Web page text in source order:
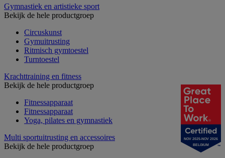
Gymnastiek en artistieke sport
Bekijk de hele productgroep
Circuskunst
Gymuitrusting
Ritmisch gymtoestel
Turntoestel
Krachttraining en fitness
Bekijk de hele productgroep
Fitnessapparaat
Fitnessapparaat
Yoga, pilates en gymnastiek
Multi sportuitrusting en accessoires
Bekijk de hele productgroep
NOV 2025-NOV 2026
BELGIUM